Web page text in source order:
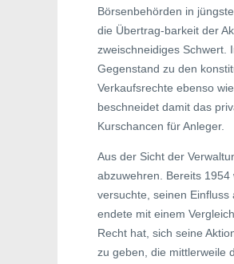
Börsenbehörden in
die Übertrag-barkeit der
zweischneidiges Schwert.
Gegenstand zu den
Verkaufsrechte ebenso
beschneidet damit das
Kurschancen für Anleger.
Aus der Sicht der
abzuwehren. Bereits 1954
versuchte, seinen
endete mit einem
Recht hat, sich seine
zu geben, die mittlerweile